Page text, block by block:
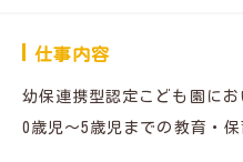
◆有資格者で経験のない方・
◆日祝休み！メリハリのある
仕事内容
幼保連携型認定こども園にお
0歳児～5歳児までの教育・保